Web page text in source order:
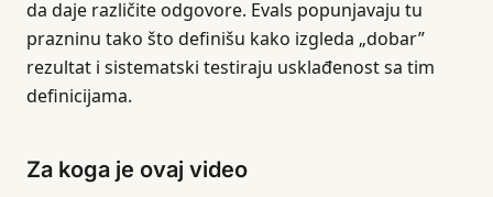
da daje različite odgovore. Evals popunjavaju tu
prazninu tako što definišu kako izgleda „dobar”
rezultat i sistematski testiraju usklađenost sa tim
definicijama.
Za koga je ovaj video